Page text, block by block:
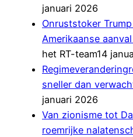
januari 2026
Onruststoker
Amerikaanse
het RT-team14
sneller dan
januari 2026
Van zionisme tot
roemrijke